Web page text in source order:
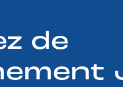
de